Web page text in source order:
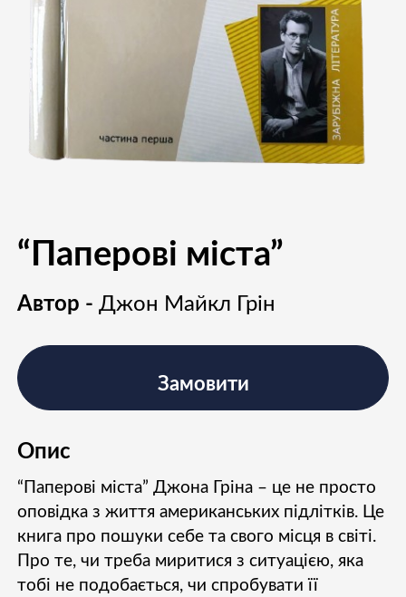
“Паперові міста”
Автор -Джон Майкл Грін
Опис
“Паперові міста” Джона Гріна – це не просто
оповідка з життя американських підлітків. Це
книга про пошуки себе та свого місця в світі.
Про те, чи треба миритися з ситуацією, яка
тобі не подобається, чи спробувати її
Замовити